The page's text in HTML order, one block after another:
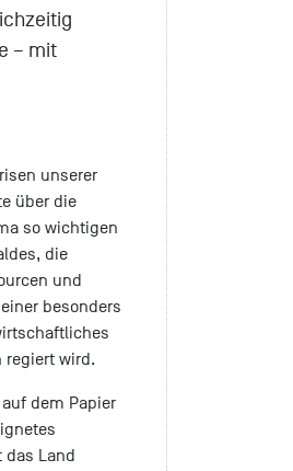
– mit
unserer
über die
so wichtigen
die
und
besonders
regiert wird.
dem Papier
das Land